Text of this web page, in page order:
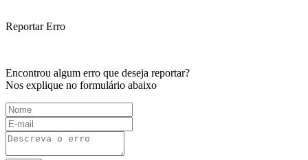
Reportar Erro
Encontrou algum erro que deseja reportar?
Nos explique no formulário abaixo